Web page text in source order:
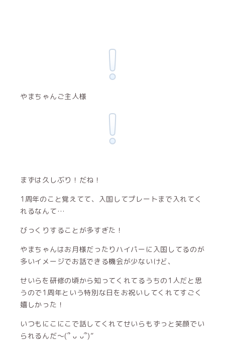
やまちゃんご主人様
まずは久しぶり！だね！
1周年のこと覚えてて、入国してプレートまで入れてく
れるなんて…
びっくりすることが多すぎた！
やまちゃんはお月様だったりハイパーに入国してるのが
多いイメージでお話できる機会が少ないけど、
せいらを研修の頃から知ってくれてるうちの1人だと思
うので1周年という特別な日をお祝いしてくれてすごく
嬉しかった！
いつもにこにこで話してくれてせいらもずっと笑顔でい
られるんだ〜(՞ ᴗ ᴗ՞)”